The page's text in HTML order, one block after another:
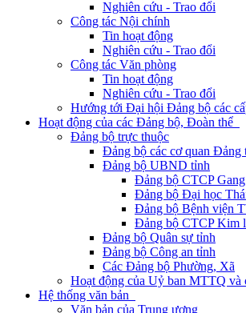
Nghiên cứu - Trao đổi
Công tác Nội chính
Tin hoạt động
Nghiên cứu - Trao đổi
Công tác Văn phòng
Tin hoạt động
Nghiên cứu - Trao đổi
Hướng tới Đại hội Đảng bộ các
Hoạt động của các Đảng bộ, Đoàn thể
Đảng bộ trực thuộc
Đảng bộ các cơ quan Đảng
Đảng bộ UBND tỉnh
Đảng bộ CTCP
Đảng bộ Đại học
Đảng bộ Bệnh viện
Đảng bộ CTCP Kim
Đảng bộ Quân sự tỉnh
Đảng bộ Công an tỉnh
Các Đảng bộ Phường, Xã
Hoạt động của Uỷ ban MTTQ và
Hệ thống văn bản
Văn bản của Trung ương